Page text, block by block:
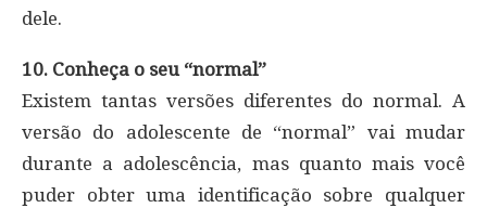
dele.
10. Conheça o seu “normal”
Existem tantas versões diferentes do normal. A
versão do adolescente de “normal” vai mudar
durante a adolescência, mas quanto mais você
puder obter uma identificação sobre qualquer